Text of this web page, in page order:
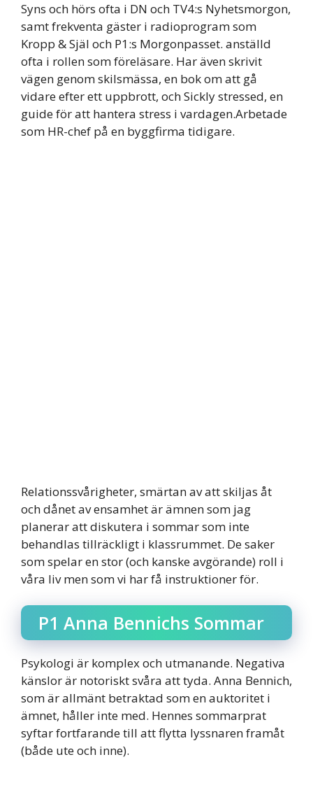
Syns och hörs ofta i DN och TV4:s Nyhetsmorgon,
samt frekventa gäster i radioprogram som
Kropp & Själ och P1:s Morgonpasset. anställd
ofta i rollen som föreläsare. Har även skrivit
vägen genom skilsmässa, en bok om att gå
vidare efter ett uppbrott, och Sickly stressed, en
guide för att hantera stress i vardagen.Arbetade
som HR-chef på en byggfirma tidigare.
Relationssvårigheter, smärtan av att skiljas åt
och dånet av ensamhet är ämnen som jag
planerar att diskutera i sommar som inte
behandlas tillräckligt i klassrummet. De saker
som spelar en stor (och kanske avgörande) roll i
våra liv men som vi har få instruktioner för.
P1 Anna Bennichs Sommar
Psykologi är komplex och utmanande. Negativa
känslor är notoriskt svåra att tyda. Anna Bennich,
som är allmänt betraktad som en auktoritet i
ämnet, håller inte med. Hennes sommarprat
syftar fortfarande till att flytta lyssnaren framåt
(både ute och inne).